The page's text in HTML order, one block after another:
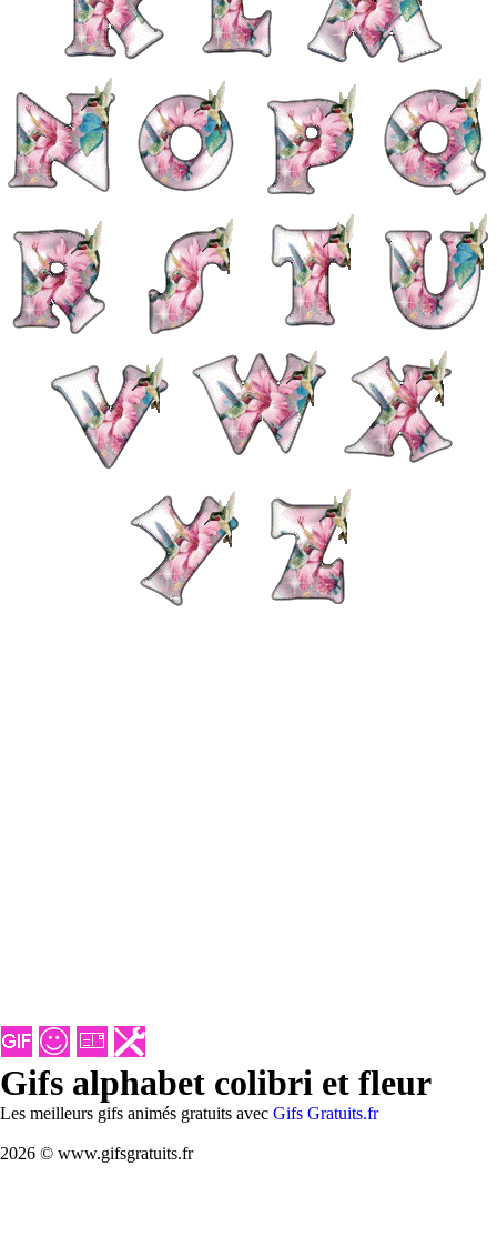
Gifs alphabet colibri et fleur
Les meilleurs gifs animés gratuits avec Gifs Gratuits.fr
2026 © www.gifsgratuits.fr